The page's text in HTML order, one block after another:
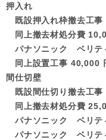
押入れ
既設押入れ枠撤去工事
同上撤去材処分費
パナソニック ベリテ
同上設置工事 40,000
間仕切壁
既設間仕切り撤去工事
同上撤去材処分費
パナソニック ベリテ
パナソニック ベリテ